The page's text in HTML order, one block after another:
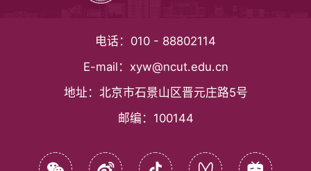
电话： 010 - 88802114
E-mail： xyw@ncut.edu.cn
地址： 北京市石景山区晋元庄路5号
邮编： 100144